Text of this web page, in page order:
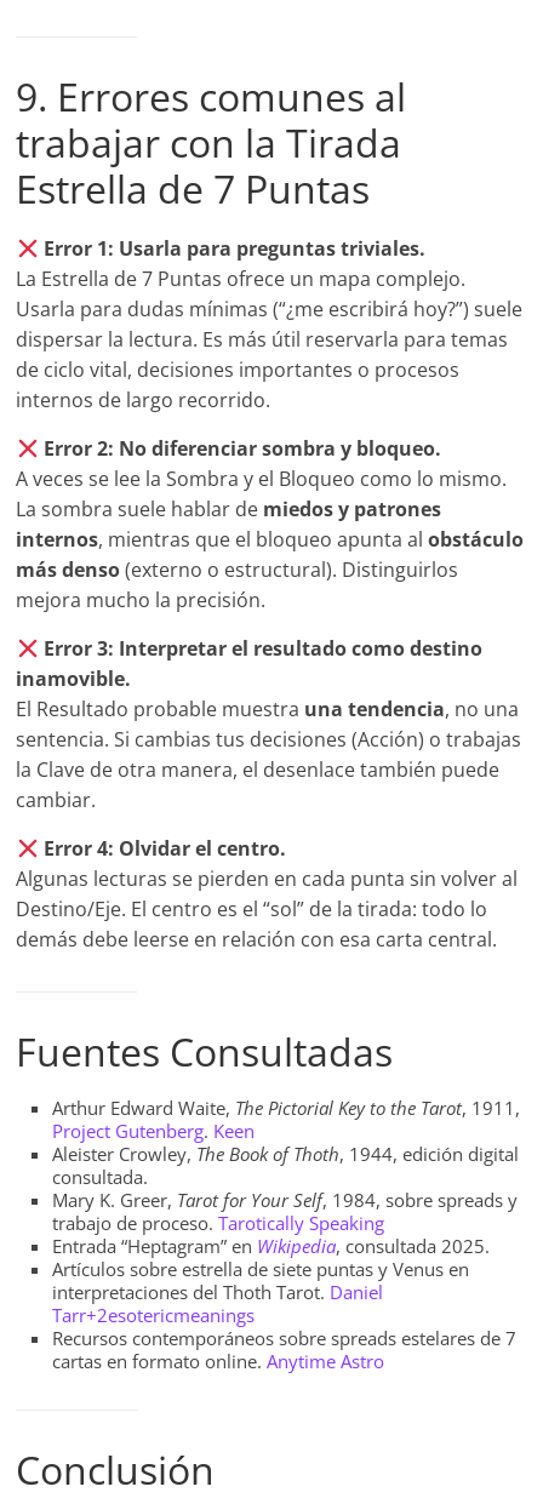
9. Errores comunes al
trabajar con la Tirada
Estrella de 7 Puntas
Error 1: Usarla para preguntas triviales.
La Estrella de 7 Puntas ofrece un mapa complejo.
Usarla para dudas mínimas (“¿me escribirá hoy?”) suele
dispersar la lectura. Es más útil reservarla para temas
de ciclo vital, decisiones importantes o procesos
internos de largo recorrido.
Error 2: No diferenciar sombra y bloqueo.
A veces se lee la Sombra y el Bloqueo como lo mismo.
La sombra suele hablar de miedos y patrones
internos, mientras que el bloqueo apunta alobstáculo
más denso(externo o estructural). Distinguirlos
mejora mucho la precisión.
Error 3: Interpretar el resultado como destino
inamovible.
El Resultado probable muestra una tendencia, no una
sentencia. Si cambias tus decisiones (Acción) o trabajas
la Clave de otra manera, el desenlace también puede
cambiar.
Error 4: Olvidar el centro.
Algunas lecturas se pierden en cada punta sin volver al
Destino/Eje. El centro es el “sol” de la tirada: todo lo
demás debe leerse en relación con esa carta central.
Fuentes Consultadas
Arthur Edward Waite, The Pictorial Key to the Tarot, 1911,
Project Gutenberg. Keen
Aleister Crowley, The Book of Thoth, 1944, edición digital
consultada.
Mary K. Greer, Tarot for Your Self, 1984, sobre spreads y
trabajo de proceso.Tarotically Speaking
Entrada “Heptagram” en Wikipedia, consultada 2025.
Artículos sobre estrella de siete puntas y Venus en
interpretaciones del Thoth Tarot. Daniel
Tarr+2esotericmeanings
Recursos contemporáneos sobre spreads estelares de 7
cartas en formato online.Anytime Astro
Conclusión